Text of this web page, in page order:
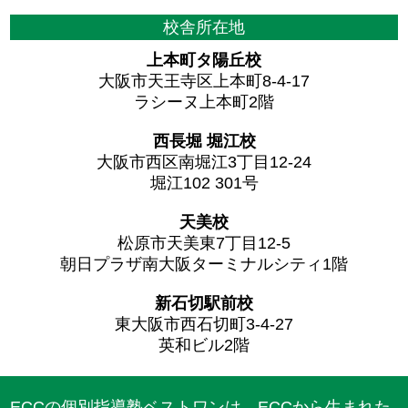
校舎所在地
上本町タ陽丘校
大阪市天王寺区上本町8-4-17
ラシーヌ上本町2階
西長堀 堀江校
大阪市西区南堀江3丁目12-24
堀江102 301号
天美校
松原市天美東7丁目12-5
朝日プラザ南大阪ターミナルシティ1階
新石切駅前校
東大阪市西石切町3-4-27
英和ビル2階